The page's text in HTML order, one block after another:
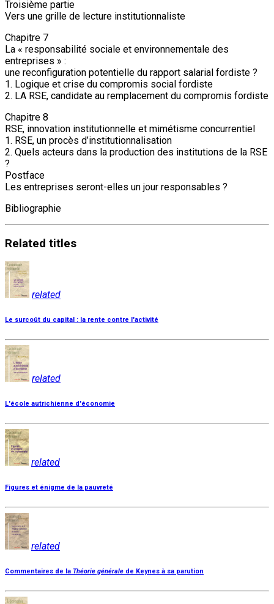
Troisième partie
Vers une grille de lecture institutionnaliste
Chapitre 7
La « responsabilité sociale et environnementale des
entreprises » :
une reconfiguration potentielle du rapport salarial fordiste ?
1. Logique et crise du compromis social fordiste
2. LA RSE, candidate au remplacement du compromis fordiste
Chapitre 8
RSE, innovation institutionnelle et mimétisme concurrentiel
1. RSE, un procès d’institutionnalisation
2. Quels acteurs dans la production des institutions de la RSE
?
Postface
Les entreprises seront-elles un jour responsables ?
Bibliographie
Related titles
related
Le surcoût du capital : la rente contre l'activité
related
L'école autrichienne d'économie
related
Figures et énigme de la pauvreté
related
Commentaires de la Théorie générale de Keynes à sa parution